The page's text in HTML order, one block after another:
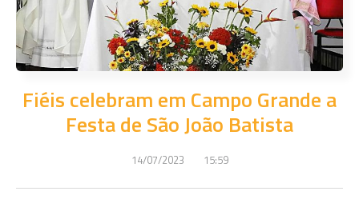
Fiéis celebram em Campo Grande a
Festa de São João Batista
14/07/2023 15:59